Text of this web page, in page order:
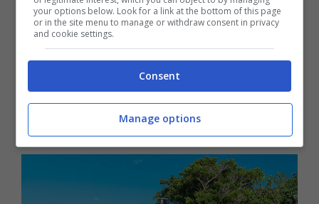
invece giungle di mangrovie sull’acqua,
che ci fanno pensare alle foreste tropicali
del Sud-est asiatico. Mentre lo scenario
naturale di Kohama è caratterizzato dai
campi di canna da zucchero.
your options below. Look for a link at the bottom of this page
or in the site menu to manage or withdraw consent in privacy
and cookie settings.
Consent
Manage options